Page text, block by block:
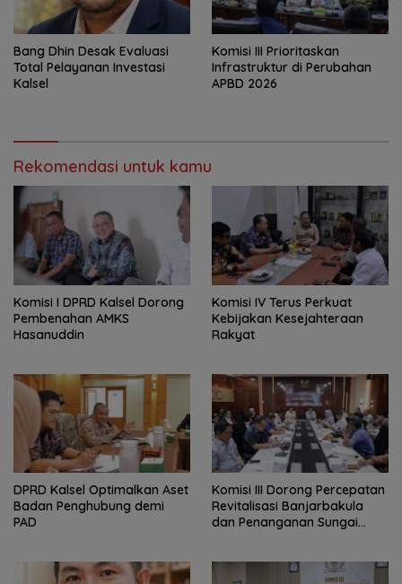
‎Bang Dhin Desak Evaluasi
Total Pelayanan Investasi
Kalsel
‎Komisi III Prioritaskan
Infrastruktur di Perubahan
APBD 2026
Rekomendasi untuk kamu
Komisi I DPRD Kalsel Dorong
Pembenahan AMKS
Hasanuddin
Komisi IV Terus Perkuat
Kebijakan Kesejahteraan
Rakyat
‎DPRD Kalsel Optimalkan Aset
Badan Penghubung demi
PAD
‎Komisi III Dorong Percepatan
Revitalisasi Banjarbakula
dan Penanganan Sungai